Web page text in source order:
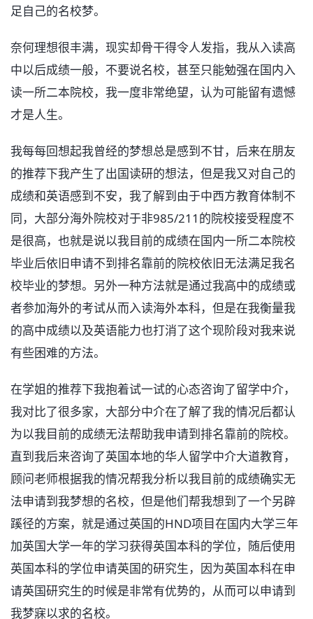
足自己的名校梦。
奈何理想很丰满，现实却骨干得令人发指，我从入读高
中以后成绩一般，不要说名校，甚至只能勉强在国内入
读一所二本院校，我一度非常绝望，认为可能留有遗憾
才是人生。
我每每回想起我曾经的梦想总是感到不甘，后来在朋友
的推荐下我产生了出国读研的想法，但是我又对自己的
成绩和英语感到不安，我了解到由于中西方教育体制不
同，大部分海外院校对于非985/211的院校接受程度不
是很高，也就是说以我目前的成绩在国内一所二本院校
毕业后依旧申请不到排名靠前的院校依旧无法满足我名
校毕业的梦想。另外一种方法就是通过我高中的成绩或
者参加海外的考试从而入读海外本科，但是在我衡量我
的高中成绩以及英语能力也打消了这个现阶段对我来说
有些困难的方法。
在学姐的推荐下我抱着试一试的心态咨询了留学中介，
我对比了很多家，大部分中介在了解了我的情况后都认
为以我目前的成绩无法帮助我申请到排名靠前的院校。
直到我后来咨询了英国本地的华人留学中介大道教育，
顾问老师根据我的情况帮我分析以我目前的成绩确实无
法申请到我梦想的名校，但是他们帮我想到了一个另辟
蹊径的方案，就是通过英国的HND项目在国内大学三年
加英国大学一年的学习获得英国本科的学位，随后使用
英国本科的学位申请英国的研究生，因为英国本科在申
请英国研究生的时候是非常有优势的，从而可以申请到
我梦寐以求的名校。